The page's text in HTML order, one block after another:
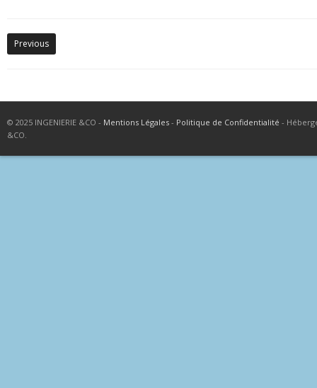
Previous
© 2025 INGENIERIE &CO - Mentions Légales - Politique de Confidentialité -
&CO.